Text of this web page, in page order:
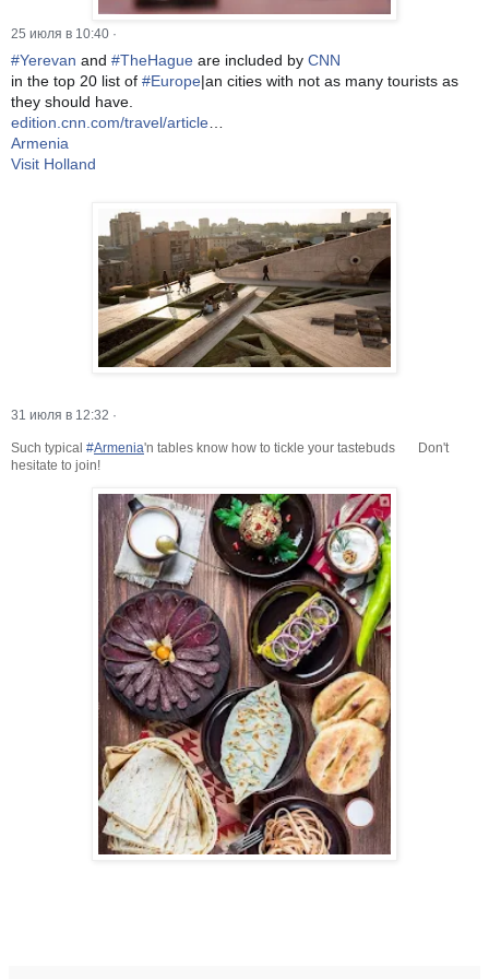
25 июля в 10:40 ·
#Yerevan and #TheHague are included by CNN
in the top 20 list of #Europe|an cities with not as many tourists as
they should have.
edition.cnn.com/travel/article
Armenia
Visit Holland
31 июля в 12:32 ·
Such typical #Armenia'n tables know how to tickle your tastebuds
Don't
hesitate to join!